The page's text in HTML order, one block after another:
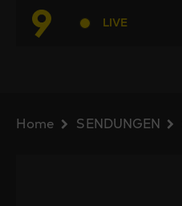
LIVE
Home SENDUNGEN